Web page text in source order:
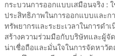
กระบวนการออกแบบเสมือนจริง : ใ
ประสิทธิภาพในการออกแบบและก
ทรัพยากรและระยะเวลาในการดำ
สร้างความร่วมมือกับบริษัทและผู้จั
น่าเชื่อถือและมั่นใจในการจัดหา